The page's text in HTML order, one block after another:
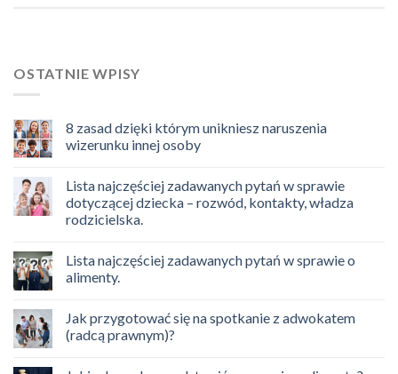
OSTATNIE WPISY
8 zasad dzięki którym unikniesz naruszenia
wizerunku innej osoby
Lista najczęściej zadawanych pytań w sprawie
dotyczącej dziecka – rozwód, kontakty, władza
rodzicielska.
Lista najczęściej zadawanych pytań w sprawie o
alimenty.
Jak przygotować się na spotkanie z adwokatem
(radcą prawnym)?